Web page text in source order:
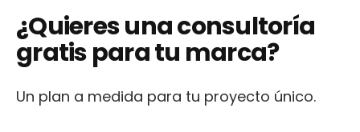
¿Quieres una consultoría
gratis para tu marca?
Un plan a medida para tu proyecto único.